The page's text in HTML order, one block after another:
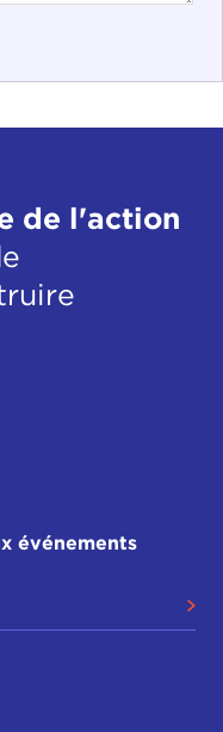
de l'action
événements